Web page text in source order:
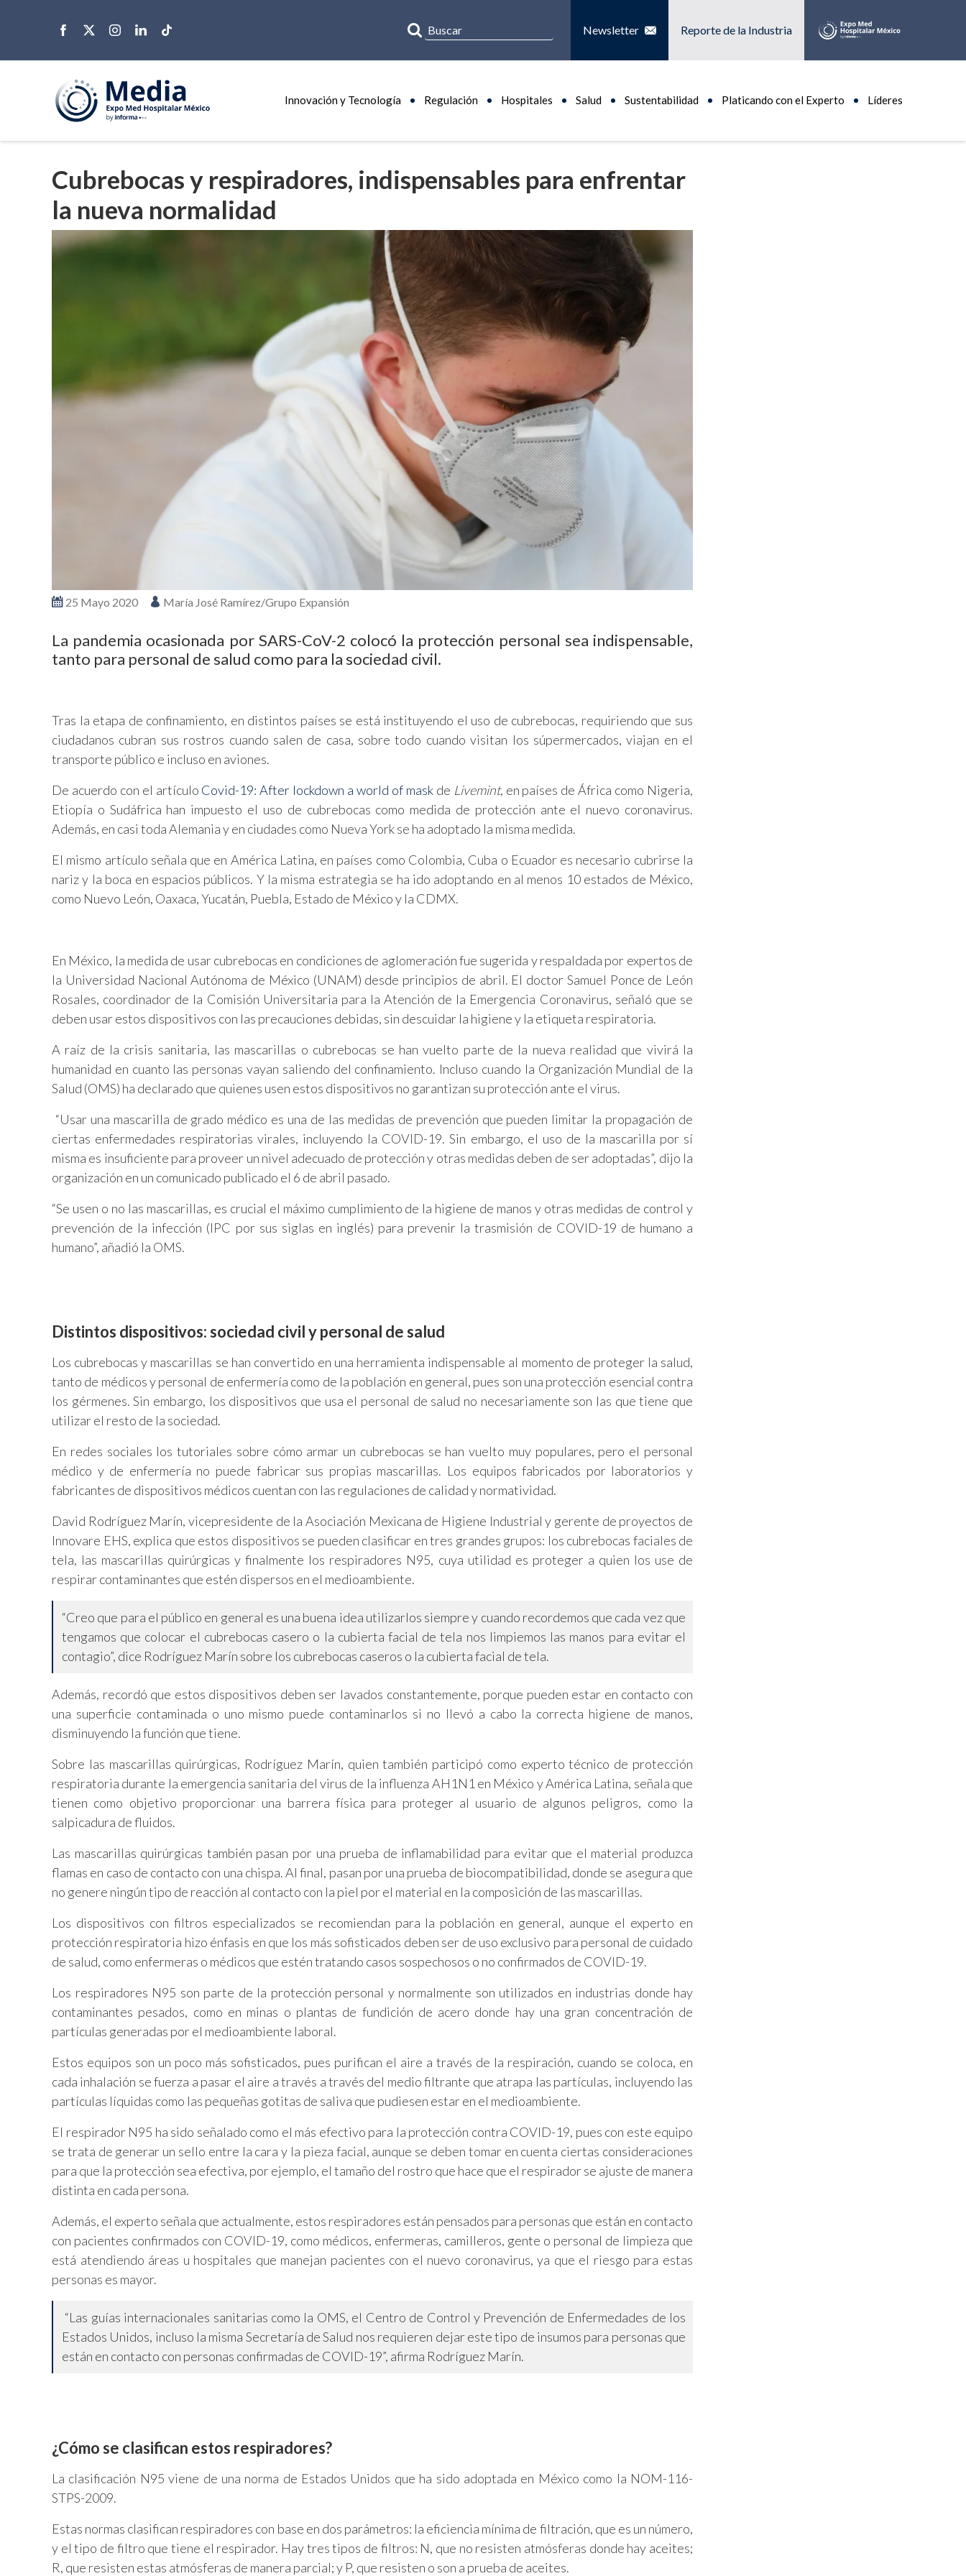
Newsletter Reporte de la Industria
Innovación y Tecnología Regulación Hospitales Salud Sustentabilidad Platicando con el Experto Líderes
Cubrebocas y respiradores, indispensables para enfrentar
la nueva normalidad
25 Mayo 2020 María José Ramírez/Grupo Expansión
La pandemia ocasionada por SARS-CoV-2 colocó la protección personal sea indispensable,
tanto para personal de salud como para la sociedad civil.
Tras la etapa de confinamiento, en distintos países se está instituyendo el uso de cubrebocas, requiriendo que sus
ciudadanos cubran sus rostros cuando salen de casa, sobre todo cuando visitan los súpermercados, viajan en el
transporte público e incluso en aviones.
De acuerdo con el artículo Covid-19: After lockdown a world of maskde Livemint, en países de África como Nigeria,
Etiopía o Sudáfrica han impuesto el uso de cubrebocas como medida de protección ante el nuevo coronavirus.
Además, en casi toda Alemania y en ciudades como Nueva York se ha adoptado la misma medida.
El mismo artículo señala que en América Latina, en países como Colombia, Cuba o Ecuador es necesario cubrirse la
nariz y la boca en espacios públicos. Y la misma estrategia se ha ido adoptando en al menos 10 estados de México,
como Nuevo León, Oaxaca, Yucatán, Puebla, Estado de México y la CDMX.
En México, la medida de usar cubrebocas en condiciones de aglomeración fue sugerida y respaldada por expertos de
la Universidad Nacional Autónoma de México (UNAM) desde principios de abril. El doctor Samuel Ponce de León
Rosales, coordinador de la Comisión Universitaria para la Atención de la Emergencia Coronavirus, señaló que se
deben usar estos dispositivos con las precauciones debidas, sin descuidar la higiene y la etiqueta respiratoria.
A raíz de la crisis sanitaria, las mascarillas o cubrebocas se han vuelto parte de la nueva realidad que vivirá la
humanidad en cuanto las personas vayan saliendo del confinamiento. Incluso cuando la Organización Mundial de la
Salud (OMS) ha declarado que quienes usen estos dispositivos no garantizan su protección ante el virus.
“Usar una mascarilla de grado médico es una de las medidas de prevención que pueden limitar la propagación de
ciertas enfermedades respiratorias virales, incluyendo la COVID-19. Sin embargo, el uso de la mascarilla por sí
misma es insuficiente para proveer un nivel adecuado de protección y otras medidas deben de ser adoptadas”, dijo la
organización en un comunicado publicado el 6 de abril pasado.
“Se usen o no las mascarillas, es crucial el máximo cumplimiento de la higiene de manos y otras medidas de control y
prevención de la infección (IPC por sus siglas en inglés) para prevenir la trasmisión de COVID-19 de humano a
humano”, añadió la OMS.
Distintos dispositivos: sociedad civil y personal de salud
Los cubrebocas y mascarillas se han convertido en una herramienta indispensable al momento de proteger la salud,
tanto de médicos y personal de enfermería como de la población en general, pues son una protección esencial contra
los gérmenes. Sin embargo, los dispositivos que usa el personal de salud no necesariamente son las que tiene que
utilizar el resto de la sociedad.
En redes sociales los tutoriales sobre cómo armar un cubrebocas se han vuelto muy populares, pero el personal
médico y de enfermería no puede fabricar sus propias mascarillas. Los equipos fabricados por laboratorios y
fabricantes de dispositivos médicos cuentan con las regulaciones de calidad y normatividad.
David Rodríguez Marín, vicepresidente de la Asociación Mexicana de Higiene Industrial y gerente de proyectos de
Innovare EHS, explica que estos dispositivos se pueden clasificar en tres grandes grupos: los cubrebocas faciales de
tela, las mascarillas quirúrgicas y finalmente los respiradores N95, cuya utilidad es proteger a quien los use de
respirar contaminantes que estén dispersos en el medioambiente.
“Creo que para el público en general es una buena idea utilizarlos siempre y cuando recordemos que cada vez que
tengamos que colocar el cubrebocas casero o la cubierta facial de tela nos limpiemos las manos para evitar el
contagio”, dice Rodríguez Marín sobre los cubrebocas caseros o la cubierta facial de tela.
Además, recordó que estos dispositivos deben ser lavados constantemente, porque pueden estar en contacto con
una superficie contaminada o uno mismo puede contaminarlos si no llevó a cabo la correcta higiene de manos,
disminuyendo la función que tiene.
Sobre las mascarillas quirúrgicas, Rodríguez Marín, quien también participó como experto técnico de protección
respiratoria durante la emergencia sanitaria del virus de la influenza AH1N1 en México y América Latina, señala que
tienen como objetivo proporcionar una barrera física para proteger al usuario de algunos peligros, como la
salpicadura de fluidos.
Las mascarillas quirúrgicas también pasan por una prueba de inflamabilidad para evitar que el material produzca
flamas en caso de contacto con una chispa. Al final, pasan por una prueba de biocompatibilidad, donde se asegura que
no genere ningún tipo de reacción al contacto con la piel por el material en la composición de las mascarillas.
Los dispositivos con filtros especializados se recomiendan para la población en general, aunque el experto en
protección respiratoria hizo énfasis en que los más sofisticados deben ser de uso exclusivo para personal de cuidado
de salud, como enfermeras o médicos que estén tratando casos sospechosos o no confirmados de COVID-19.
Los respiradores N95 son parte de la protección personal y normalmente son utilizados en industrias donde hay
contaminantes pesados, como en minas o plantas de fundición de acero donde hay una gran concentración de
partículas generadas por el medioambiente laboral.
Estos equipos son un poco más sofisticados, pues purifican el aire a través de la respiración, cuando se coloca, en
cada inhalación se fuerza a pasar el aire a través a través del medio filtrante que atrapa las partículas, incluyendo las
partículas líquidas como las pequeñas gotitas de saliva que pudiesen estar en el medioambiente.
El respirador N95 ha sido señalado como el más efectivo para la protección contra COVID-19, pues con este equipo
se trata de generar un sello entre la cara y la pieza facial, aunque se deben tomar en cuenta ciertas consideraciones
para que la protección sea efectiva, por ejemplo, el tamaño del rostro que hace que el respirador se ajuste de manera
distinta en cada persona.
Además, el experto señala que actualmente, estos respiradores están pensados para personas que están en contacto
con pacientes confirmados con COVID-19, como médicos, enfermeras, camilleros, gente o personal de limpieza que
está atendiendo áreas u hospitales que manejan pacientes con el nuevo coronavirus, ya que el riesgo para estas
personas es mayor.
“Las guías internacionales sanitarias como la OMS, el Centro de Control y Prevención de Enfermedades de los
Estados Unidos, incluso la misma Secretaría de Salud nos requieren dejar este tipo de insumos para personas que
están en contacto con personas confirmadas de COVID-19”, afirma Rodríguez Marín.
¿Cómo se clasifican estos respiradores?
La clasificación N95 viene de una norma de Estados Unidos que ha sido adoptada en México como la NOM-116-
STPS-2009.
Estas normas clasifican respiradores con base en dos parámetros: la eficiencia mínima de filtración, que es un número,
y el tipo de filtro que tiene el respirador. Hay tres tipos de filtros: N, que no resisten atmósferas donde hay aceites;
R, que resisten estas atmósferas de manera parcial; y P, que resisten o son a prueba de aceites.